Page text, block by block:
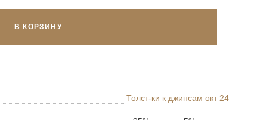
В КОРЗИНУ
Толст-ки к джинсам окт 24